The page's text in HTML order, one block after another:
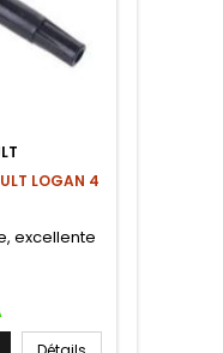
LOGAN 4
excellente